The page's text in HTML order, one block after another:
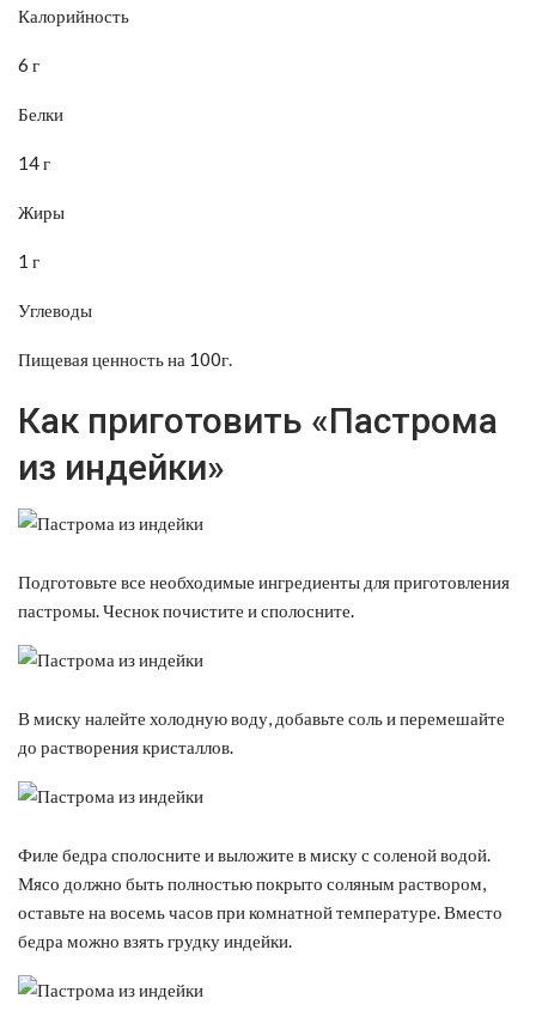
Калорийность
6 г
Белки
14 г
Жиры
1 г
Углеводы
Пищевая ценность на 100г.
Как приготовить «Пастрома
из индейки»
Подготовьте все необходимые ингредиенты для приготовления
пастромы. Чеснок почистите и сполосните.
В миску налейте холодную воду, добавьте соль и перемешайте
до растворения кристаллов.
Филе бедра сполосните и выложите в миску с соленой водой.
Мясо должно быть полностью покрыто соляным раствором,
оставьте на восемь часов при комнатной температуре. Вместо
бедра можно взять грудку индейки.